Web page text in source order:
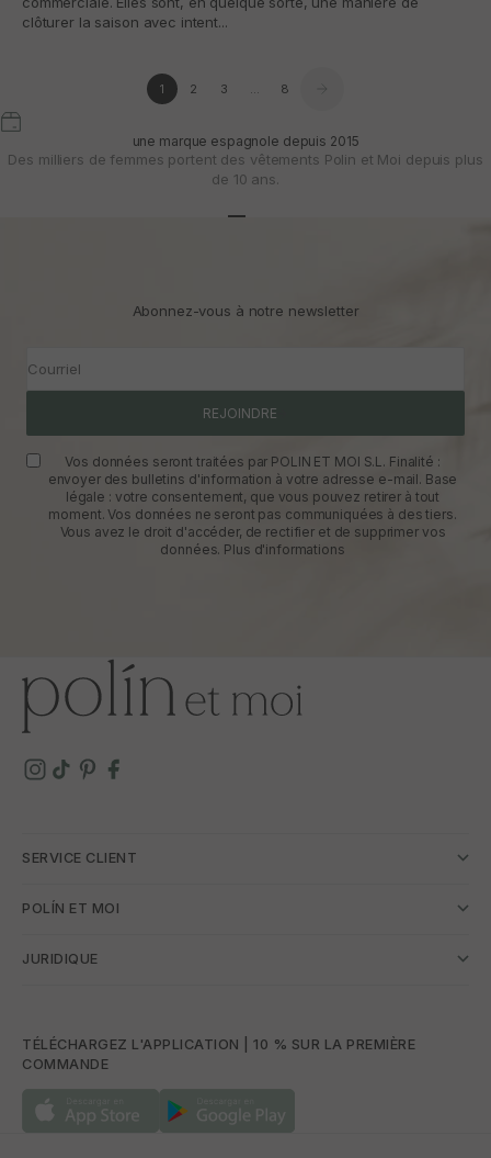
clôturer la saison avec intent...
1 2 3 … 8
une marque espagnole depuis 2015
Des milliers de femmes portent des vêtements Polin et Moi depuis plus
de 10 ans.
Abonnez-vous à notre newsletter
Courriel
REJOINDRE
Vos données seront traitées par POLIN ET MOI S.L. Finalité :
envoyer des bulletins d'information à votre adresse e-mail. Base
légale : votre consentement, que vous pouvez retirer à tout
moment. Vos données ne seront pas communiquées à des tiers.
Vous avez le droit d'accéder, de rectifier et de supprimer vos
données. Plus d'informations
SERVICE CLIENT
POLÍN ET MOI
JURIDIQUE
TÉLÉCHARGEZ L'APPLICATION | 10 % SUR LA PREMIÈRE
COMMANDE